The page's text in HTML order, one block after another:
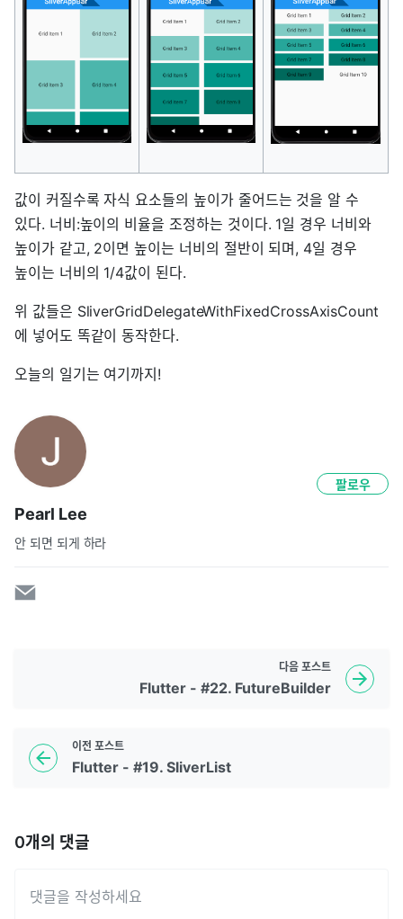
값이 커질수록 자식 요소들의 높이가 줄어드는 것을 알 수
있다. 너비:높이의 비율을 조정하는 것이다. 1일 경우 너비와
높이가 같고, 2이면 높이는 너비의 절반이 되며, 4일 경우
높이는 너비의 1/4값이 된다.
위 값들은 SliverGridDelegateWithFixedCrossAxisCount
에 넣어도 똑같이 동작한다.
오늘의 일기는 여기까지!
Pearl Lee
안 되면 되게 하라
팔로우
이전 포스트
Flutter - #19. SliverList
다음 포스트
Flutter - #22. FutureBuilder
0개의 댓글